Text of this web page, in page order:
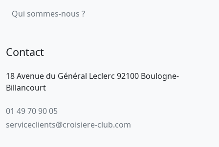
Qui sommes-nous ?
Contact
18 Avenue du Général Leclerc 92100 Boulogne-
Billancourt
01 49 70 90 05
serviceclients@croisiere-club.com